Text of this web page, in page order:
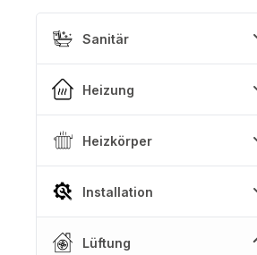
Sanitär
Heizung
Heizkörper
Installation
Lüftung